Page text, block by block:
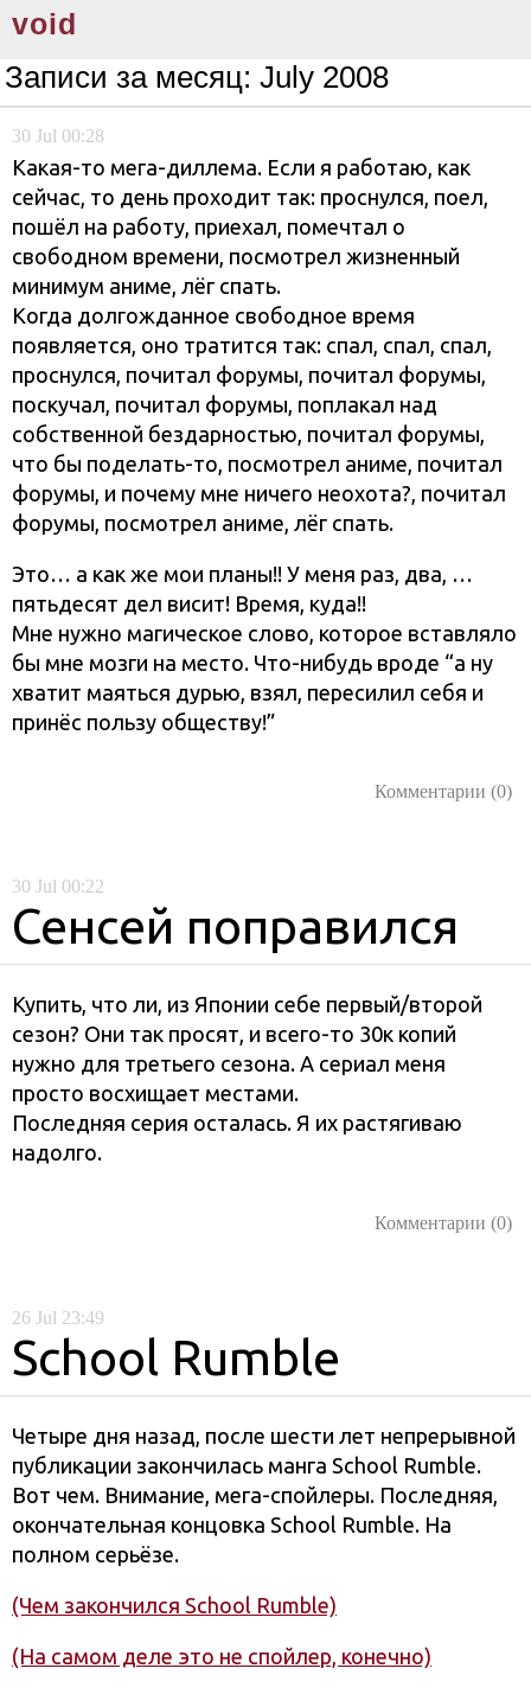
void
Записи за месяц: July 2008
30 Jul 00:28
Какая-то мега-диллема. Если я работаю, как
сейчас, то день проходит так: проснулся, поел,
пошёл на работу, приехал, помечтал о
свободном времени, посмотрел жизненный
минимум аниме, лёг спать.
Когда долгожданное свободное время
появляется, оно тратится так: спал, спал, спал,
проснулся, почитал форумы, почитал форумы,
поскучал, почитал форумы, поплакал над
собственной бездарностью, почитал форумы,
что бы поделать-то, посмотрел аниме, почитал
форумы, и почему мне ничего неохота?, почитал
форумы, посмотрел аниме, лёг спать.
Это… а как же мои планы!! У меня раз, два, …
пятьдесят дел висит! Время, куда!!
Мне нужно магическое слово, которое вставляло
бы мне мозги на место. Что-нибудь вроде “а ну
хватит маяться дурью, взял, пересилил себя и
принёс пользу обществу!”
Комментарии (0)
30 Jul 00:22
Сенсей поправился
Купить, что ли, из Японии себе первый/второй
сезон? Они так просят, и всего-то 30к копий
нужно для третьего сезона. А сериал меня
просто восхищает местами.
Последняя серия осталась. Я их растягиваю
надолго.
Комментарии (0)
26 Jul 23:49
School Rumble
Четыре дня назад, после шести лет непрерывной
публикации закончилась манга School Rumble.
Вот чем. Внимание, мега-спойлеры. Последняя,
окончательная концовка School Rumble. На
полном серьёзе.
(Чем закончился School Rumble)
(На самом деле это не спойлер, конечно)